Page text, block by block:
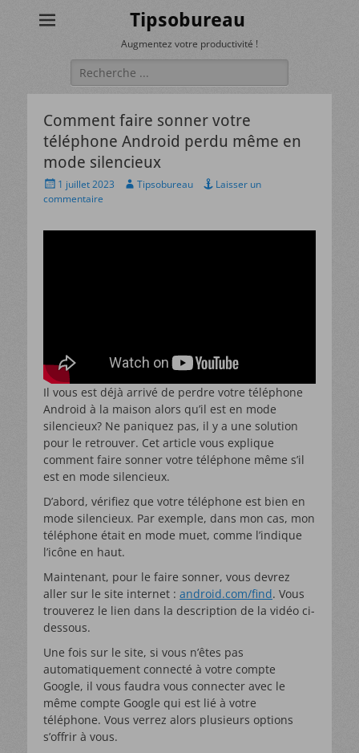
Tipsobureau
Augmentez votre productivité !
Rechercher :
Comment faire sonner votre
téléphone Android perdu même en
mode silencieux
Posted
on
1 juillet 2023 Author
Tipsobureau
Laisser un
commentaire
Il vous est déjà arrivé de perdre votre téléphone
Android à la maison alors qu’il est en mode
silencieux? Ne paniquez pas, il y a une solution
pour le retrouver. Cet article vous explique
comment faire sonner votre téléphone même s’il
est en mode silencieux.
D’abord, vérifiez que votre téléphone est bien en
mode silencieux. Par exemple, dans mon cas, mon
téléphone était en mode muet, comme l’indique
l’icône en haut.
Maintenant, pour le faire sonner, vous devrez
aller sur le site internet : android.com/find. Vous
trouverez le lien dans la description de la vidéo ci-
dessous.
Une fois sur le site, si vous n’êtes pas
automatiquement connecté à votre compte
Google, il vous faudra vous connecter avec le
même compte Google qui est lié à votre
téléphone. Vous verrez alors plusieurs options
s’offrir à vous.